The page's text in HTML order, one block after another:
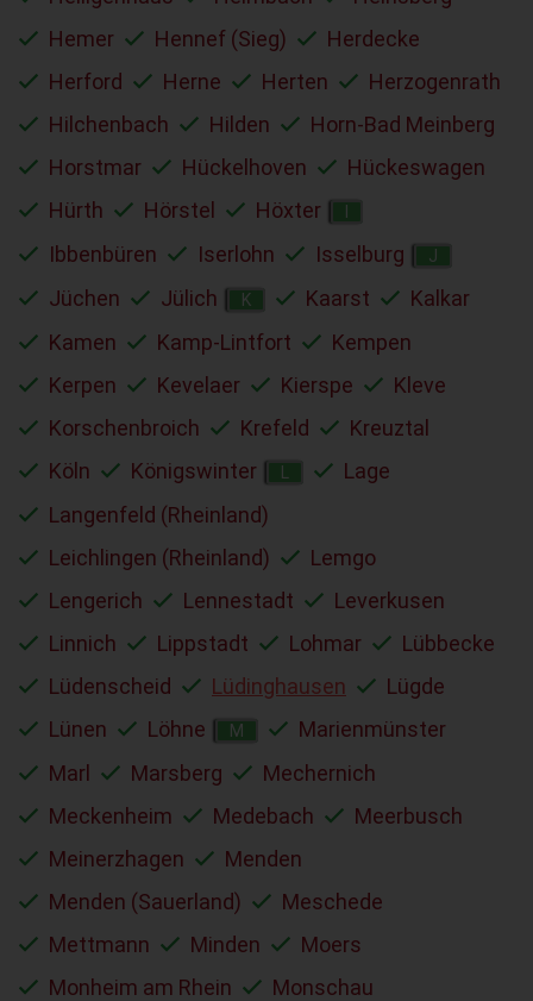
Hemer
Hennef (Sieg)
Herdecke
Herford
Herne Herten
Herzogenrath
Hilchenbach
Hilden
Horn-Bad Meinberg
Horstmar
Hückelhoven
Hückeswagen
Hürth
Hörstel Höxter
Ibbenbüren Iserlohn Isselburg J
Jüchen Jülich K Kaarst
Kalkar
Kamen
Kamp-Lintfort
Kempen
Kerpen
Kevelaer Kierspe
Kleve
Korschenbroich
Krefeld
Kreuztal
Köln
Königswinter
Lage
Langenfeld (Rheinland)
Leichlingen (Rheinland)
Lemgo
Lengerich
Lennestadt
Leverkusen
Linnich
Lippstadt Lohmar
Lübbecke
Lüdenscheid
Lüdinghausen
Lügde
Lünen
Löhne M
Marienmünster
Marl
Marsberg
Mechernich
Meckenheim
Medebach
Meerbusch
Meinerzhagen
Menden
Menden (Sauerland)
Meschede
Mettmann
Minden
Moers
Monheim am Rhein
Monschau